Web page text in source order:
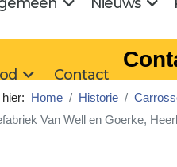
Contact
Home Historie
Van Well en Goerke,